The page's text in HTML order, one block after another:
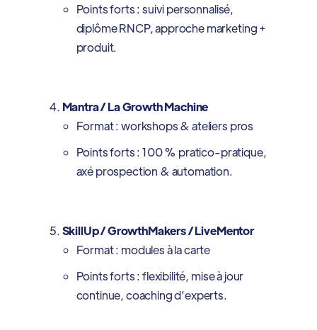
Points forts : suivi personnalisé,
diplôme RNCP, approche marketing +
produit.
Mantra / La Growth Machine
Format : workshops & ateliers pros
Points forts : 100 % pratico-pratique,
axé prospection & automation.
SkillUp / GrowthMakers / LiveMentor
Format : modules à la carte
Points forts : flexibilité, mise à jour
continue, coaching d’experts.